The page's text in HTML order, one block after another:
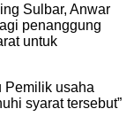
Sulbar, Anwar
penanggung
untuk
Pemilik usaha
syarat tersebut”